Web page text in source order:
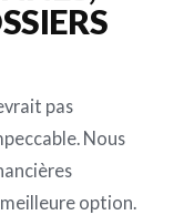
pas
Nous
option.